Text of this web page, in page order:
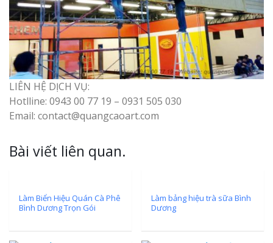
LIÊN HỆ DỊCH VỤ:
Hotlline: 0943 00 77 19 – 0931 505 030
Email: contact@quangcaoart.com
Bài viết liên quan.
Làm Biển Hiệu Quán Cà Phê
Bình Dương Trọn Gói
Làm bảng hiệu trà sữa Bình
Dương
Top 10 Mẫu
Hiệu Shop
Nghệ An Đẹp
Mỏng Nghệ